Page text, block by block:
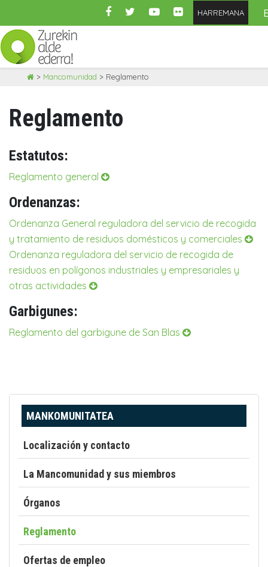
HARREMANA
> Mancomunidad > Reglamento
Reglamento
Estatutos:
Reglamento general
Ordenanzas:
Ordenanza General reguladora del servicio de recogida
y tratamiento de residuos domésticos y comerciales
Ordenanza reguladora del servicio de recogida de
residuos en polígonos industriales y empresariales y
otras actividades
Garbigunes:
Reglamento del garbigune de San Blas
MANKOMUNITATEA
Localización y contacto
La Mancomunidad y sus miembros
Órganos
Reglamento
Ofertas de empleo